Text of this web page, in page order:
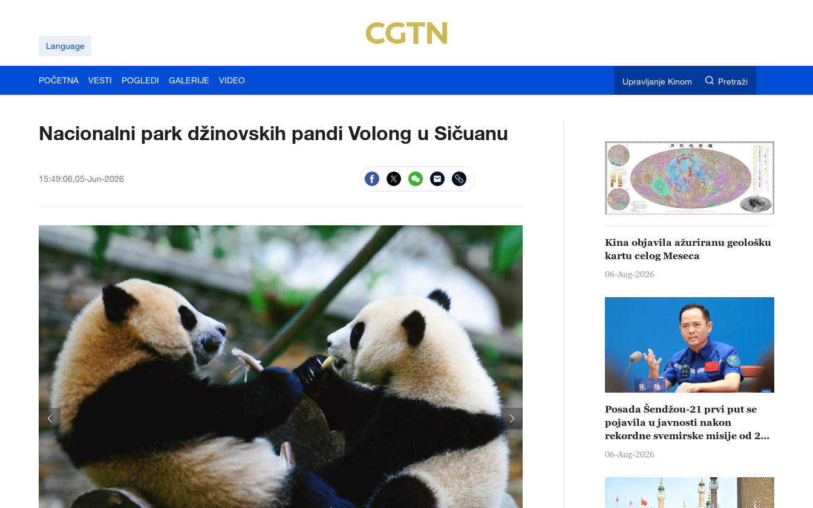
Language
POČETNA VESTI POGLEDI GALERIJE VIDEO Upravljanje Kinom Pretraži
Nacionalni park džinovskih pandi Volong u Sičuanu
15:49:06,05-Jun-2026
Kina objavila ažuriranu geološku
kartu celog Meseca
06-Aug-2026
Posada Šendžou-21 prvi put se
pojavila u javnosti nakon
rekordne svemirske misije od 210
dana
06-Aug-2026